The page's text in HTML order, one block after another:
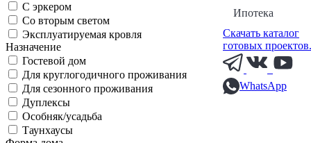
Ипотека
Скачать каталог
готовых
WhatsApp
С эркером
Со вторым светом
Эксплуатируемая кровля
Назначение
Гостевой дом
Для круглогодичного проживания
Для сезонного проживания
Дуплексы
Особняк/усадьба
Таунхаусы